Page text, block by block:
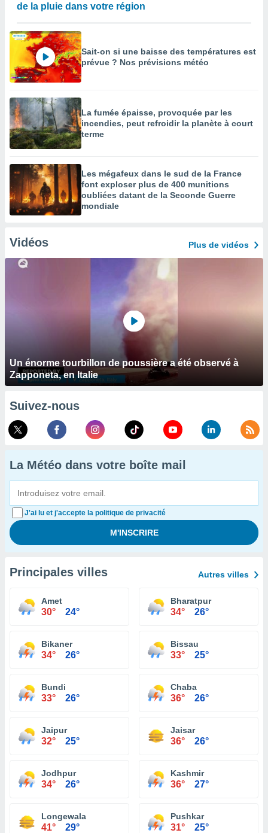
de la pluie dans votre région
Sait-on si une baisse des températures est
prévue ? Nos prévisions météo
La fumée épaisse, provoquée par les
incendies, peut refroidir la planète à court
terme
Les mégafeux dans le sud de la France
font exploser plus de 400 munitions
oubliées datant de la Seconde Guerre
mondiale
Vidéos Plus de vidéos
Un énorme tourbillon de poussière a été observé à
Zapponeta, en Italie
Suivez-nous
La Météo dans votre boîte mail
J'ai lu et j'accepte la politique de privacité
Principales villes Autres villes
Amet
30° 24°
Bharatpur
34° 26°
Bikaner
34° 26°
Bissau
33° 25°
Bundi
33° 26°
Chaba
36° 26°
Jaipur
32° 25°
Jaisar
36° 26°
Jodhpur
34° 26°
Kashmir
36° 27°
Longewala
41° 29°
Pushkar
31° 25°